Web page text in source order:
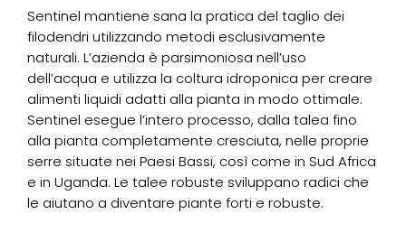
Sentinel mantiene sana la pratica del taglio dei
filodendri utilizzando metodi esclusivamente
naturali. L’azienda è parsimoniosa nell’uso
dell’acqua e utilizza la coltura idroponica per creare
alimenti liquidi adatti alla pianta in modo ottimale.
Sentinel esegue l’intero processo, dalla talea fino
alla pianta completamente cresciuta, nelle proprie
serre situate nei Paesi Bassi, così come in Sud Africa
e in Uganda. Le talee robuste sviluppano radici che
le aiutano a diventare piante forti e robuste.